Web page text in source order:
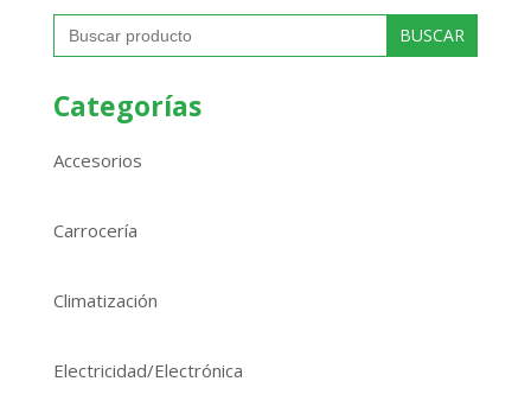
Buscar:
Categorías
Accesorios
Carrocería
Climatización
Electricidad/Electrónica